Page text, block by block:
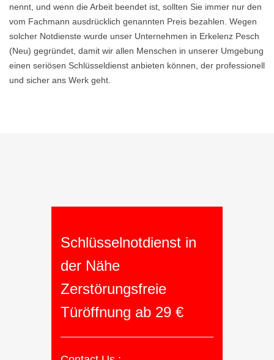
nennt, und wenn die Arbeit beendet ist, sollten Sie immer nur den
vom Fachmann ausdrücklich genannten Preis bezahlen. Wegen
solcher Notdienste wurde unser Unternehmen in Erkelenz Pesch
(Neu) gegründet, damit wir allen Menschen in unserer Umgebung
einen seriösen Schlüsseldienst anbieten können, der professionell
und sicher ans Werk geht.
Schlüsselnotdienst in
der Nähe
Zerstörungsfreie
Türöffnung ab 29 €